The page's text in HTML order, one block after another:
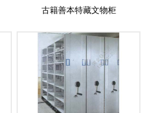
古籍善本特藏文物柜